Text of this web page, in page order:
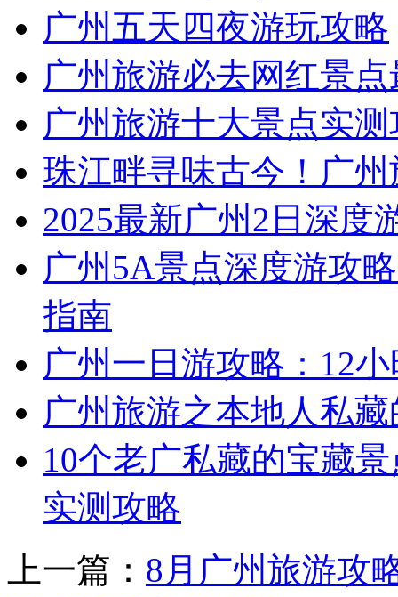
广州五天四夜游玩攻略
广州旅游必去网红景
广州旅游十大景点实
珠江畔寻味古今！广
2025最新广州2日深度
广州5A景点深度游攻
指南
广州一日游攻略：12
广州旅游之本地人私
10个老广私藏的宝藏
实测攻略
上一篇： 8月广州旅游攻